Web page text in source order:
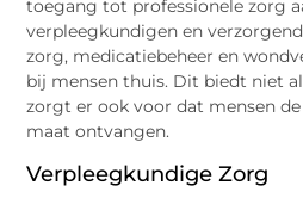
toegang tot professionele zorg
verpleegkundigen en
zorg, medicatiebeheer en
bij mensen thuis. Dit biedt niet
zorgt er ook voor dat mensen
maat ontvangen.
Verpleegkundige Zorg